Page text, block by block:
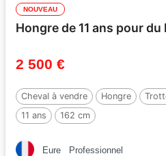
NOUVEAU
Hongre de 11 ans pour
2 500 €
Cheval à vendre Hongre
11 ans
162 cm
Eure Professionnel